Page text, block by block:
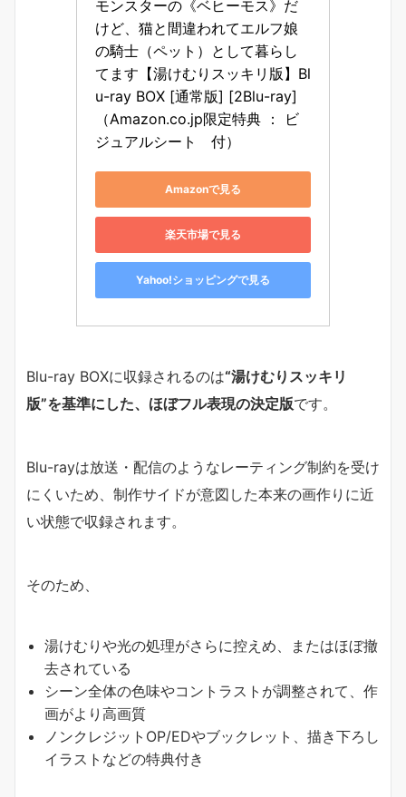
モンスターの《ベヒーモス》だ
けど、猫と間違われてエルフ娘
の騎士（ペット）として暮らし
てます【湯けむりスッキリ版】Bl
u-ray BOX [通常版] [2Blu-ray]
（Amazon.co.jp限定特典 ： ビ
ジュアルシート　付）
Amazonで見る
楽天市場で見る
Yahoo!ショッピングで見る
Blu-ray BOXに収録されるのは“湯けむりスッキリ
版”を基準にした、ほぼフル表現の決定版です。
Blu-rayは放送・配信のようなレーティング制約を受け
にくいため、制作サイドが意図した本来の画作りに近
い状態で収録されます。
そのため、
湯けむりや光の処理がさらに控えめ、またはほぼ撤
去されている
シーン全体の色味やコントラストが調整されて、作
画がより高画質
ノンクレジットOP/EDやブックレット、描き下ろし
イラストなどの特典付き